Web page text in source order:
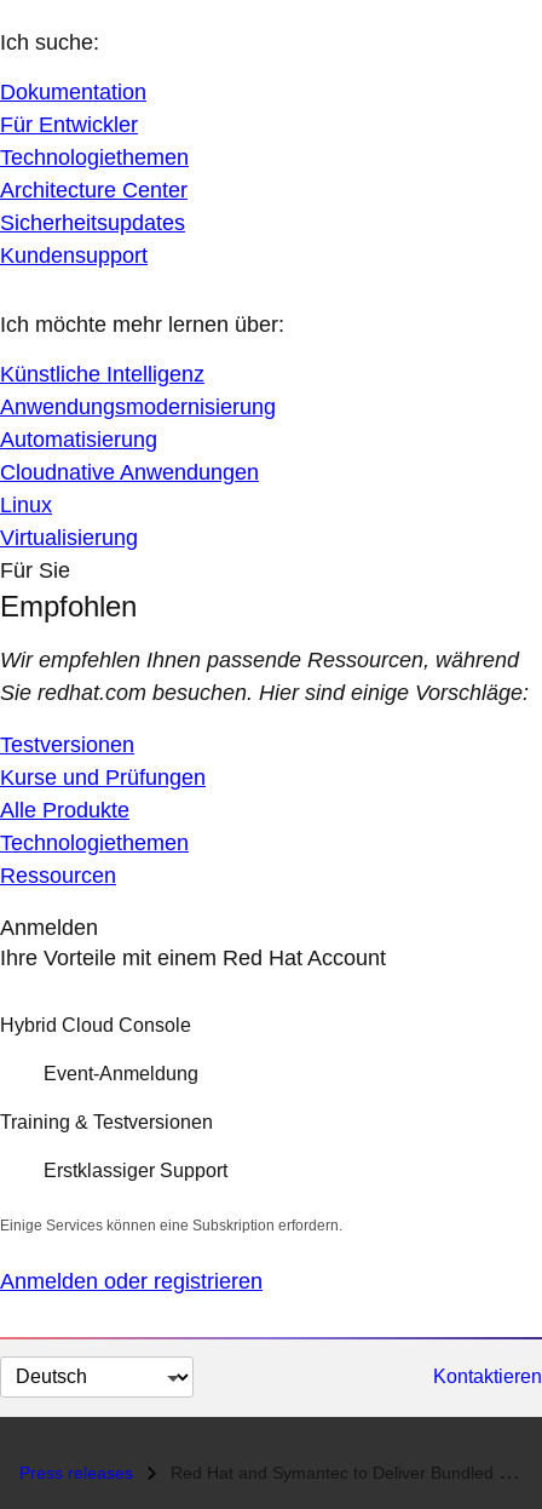
Ich suche:
Dokumentation
Für Entwickler
Technologiethemen
Architecture Center
Sicherheitsupdates
Kundensupport
Ich möchte mehr lernen über:
Künstliche Intelligenz
Anwendungsmodernisierung
Automatisierung
Cloudnative Anwendungen
Linux
Virtualisierung
Für Sie
Empfohlen
Wir empfehlen Ihnen passende Ressourcen, während
Sie redhat.com besuchen. Hier sind einige Vorschläge:
Testversionen
Kurse und Prüfungen
Alle Produkte
Technologiethemen
Ressourcen
Anmelden
Ihre Vorteile mit einem Red Hat Account
Hybrid Cloud Console
Event-Anmeldung
Training & Testversionen
Erstklassiger Support
Einige Services können eine Subskription erfordern.
Anmelden oder registrieren
Sprache
auswählen
Kontaktieren
Press releases Red Hat and Symantec to Deliver Bundled Secure Server Solutions...